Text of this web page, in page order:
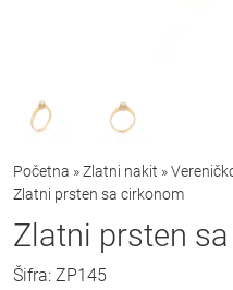
Početna »Zlatni nakit »
Zlatni prsten sa cirkonom
Zlatni prsten
Šifra: ZP145